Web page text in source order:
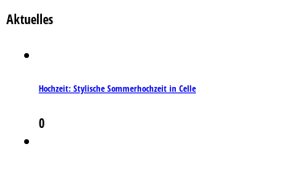
Aktuelles
Hochzeit: Stylische Sommerhochzeit in Celle
0